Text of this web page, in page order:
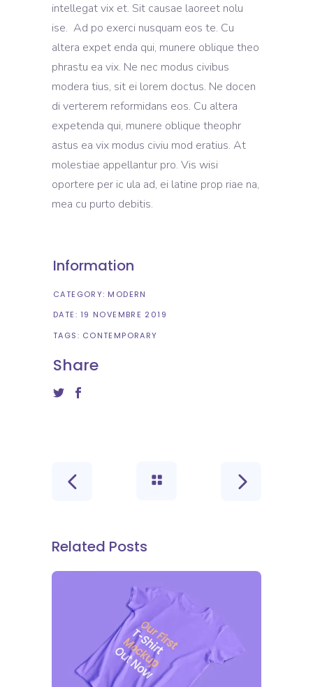
intellegat vix et. Sit causae laoreet nolu
ise. Ad po exerci nusquam eos te. Cu
altera expet enda qui, munere oblique theo
phrastu ea vix. Ne nec modus civibus
modera tius, sit ei lorem doctus. Ne docen
di verterem reformidans eos. Cu altera
expetenda qui, munere oblique theophr
astus ea vix modus civiu mod eratius. At
molestiae appellantur pro. Vis wisi
oportere per ic ula ad, ei latine prop riae na,
mea cu purto debitis.
Information
CATEGORY: MODERN
DATE: 19 NOVEMBRE 2019
TAGS: CONTEMPORARY
Share
Related Posts